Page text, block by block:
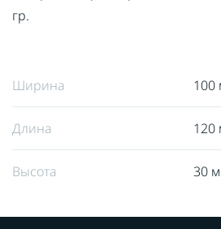
гр.
Ширина 100
Длина 120
Высота 30